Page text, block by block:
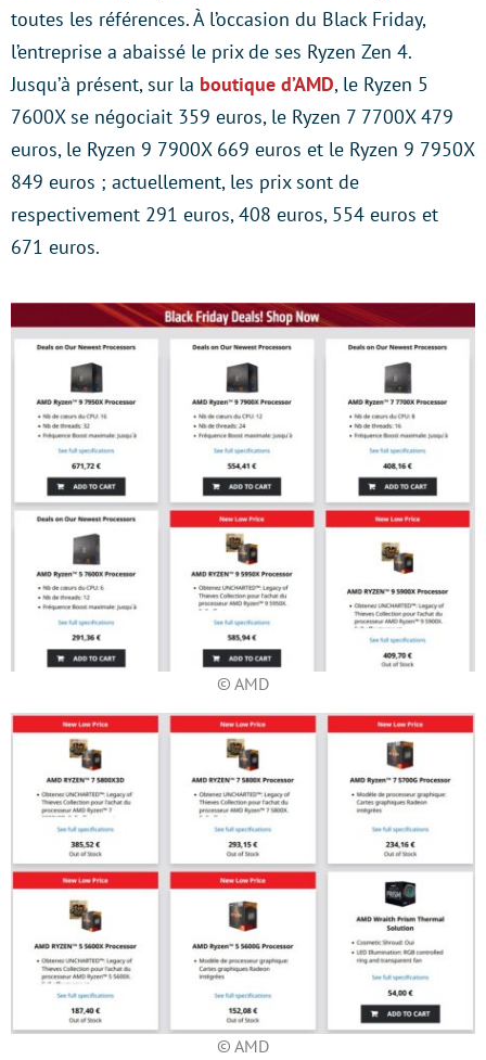
toutes les références. À l’occasion du Black Friday,
l’entreprise a abaissé le prix de ses Ryzen Zen 4.
Jusqu’à présent, sur la boutique d’AMD, le Ryzen 5
7600X se négociait 359 euros, le Ryzen 7 7700X 479
euros, le Ryzen 9 7900X 669 euros et le Ryzen 9 7950X
849 euros ; actuellement, les prix sont de
respectivement 291 euros, 408 euros, 554 euros et
671 euros.
© AMD
© AMD